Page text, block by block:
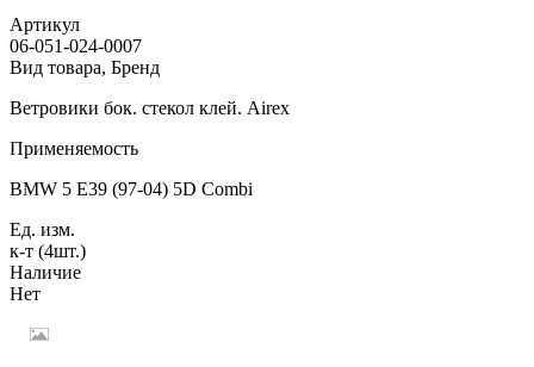
Артикул
06-051-024-0007
Вид товара, Бренд
Ветровики бок. стекол клей. Airex
Применяемость
BMW 5 E39 (97-04) 5D Combi
Ед. изм.
к-т (4шт.)
Наличие
Нет